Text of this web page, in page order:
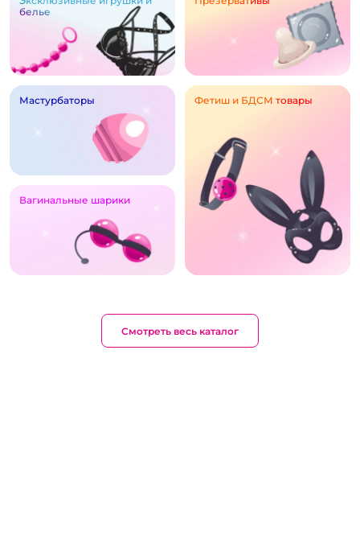
белье
Мастурбаторы
Вагинальные шарики
Фетиш и БДСМ товары
Смотреть весь каталог